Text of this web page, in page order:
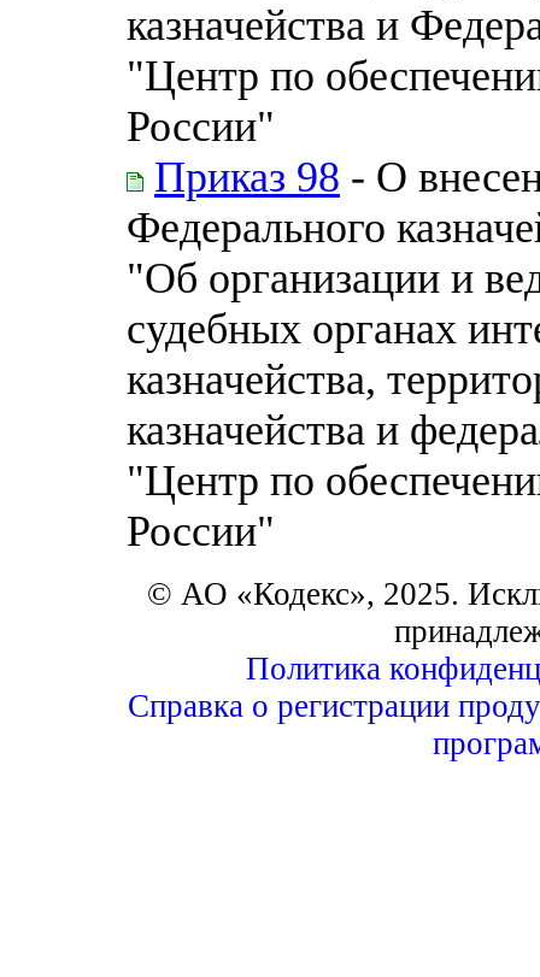
казначейства и
"Центр по
России"
Приказ 98 - О
Федерального
"Об организации и
судебных органах
казначейства,
казначейства и
"Центр по
России"
© АО «Кодекс», 2025.
Политика
Справка о регистрации